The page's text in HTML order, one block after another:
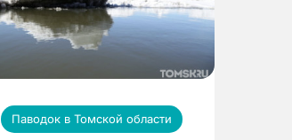
Паводок в Томской области